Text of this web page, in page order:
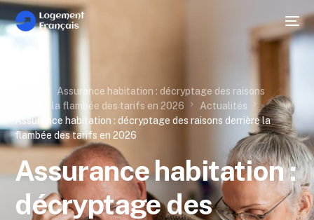
Assurance habitation : décryptage des raisons
derrière la flambée des tarifs en 2026
Actualités
Assurance habitation : décryptage des raisons derrière la
flambée des tarifs en 2026
Assurance habitation :
décryptage des